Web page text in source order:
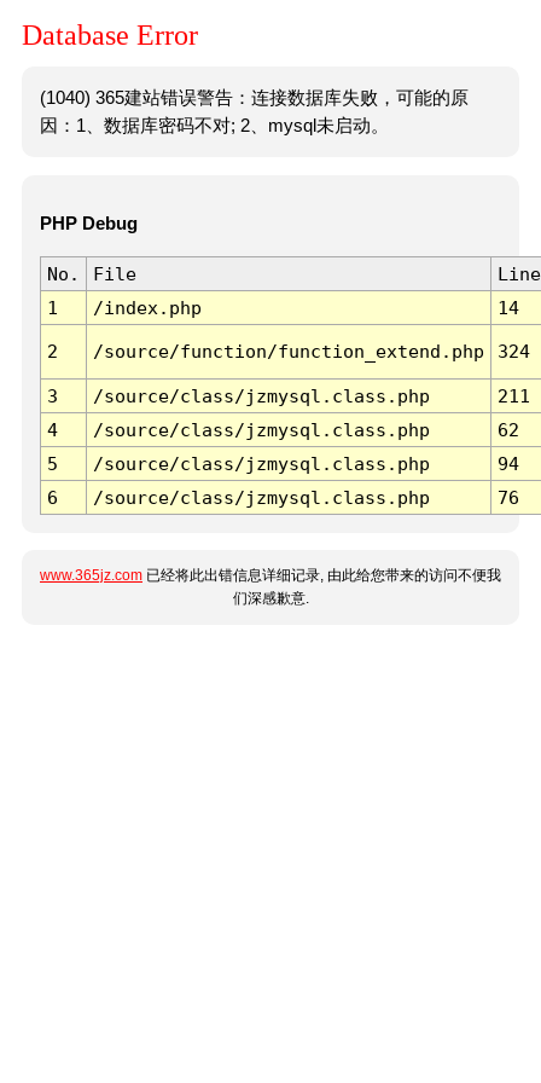
Database Error
(1040) 365建站错误警告：连接数据库失败，可能的原
因：1、数据库密码不对; 2、mysql未启动。
PHP Debug
No. File
Line
1
/index.php 14
2 /source/function/function_extend.php 324
3 /source/class/jzmysql.class.php
211
4
/source/class/jzmysql.class.php
62
5
/source/class/jzmysql.class.php
94
6
/source/class/jzmysql.class.php 76
www.365jz.com 已经将此出错信息详细记录, 由此给您带来的访问不便我
们深感歉意.